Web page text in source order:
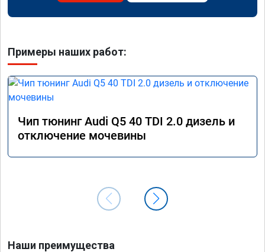
Примеры наших работ:
Чип тюнинг Audi Q5 40 TDI 2.0 дизель и
отключение мочевины
Наши преимущества